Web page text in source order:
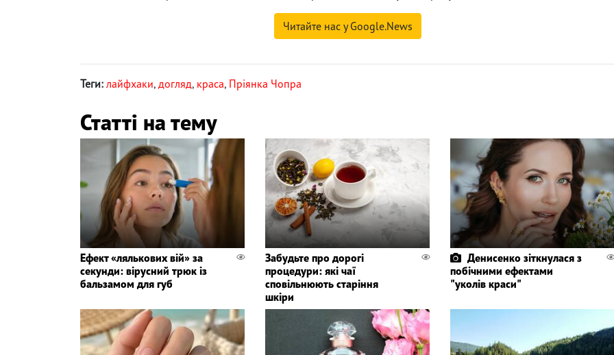
Читайте нас у Google.News
Теги: лайфхаки, догляд, краса, Пріянка Чопра
Статті на тему
Ефект «лялькових вій» за
секунди: вірусний трюк із
бальзамом для губ
Забудьте про дорогі
процедури: які чаї
сповільнюють старіння
шкіри
Денисенко зіткнулася з
побічними ефектами
"уколів краси"